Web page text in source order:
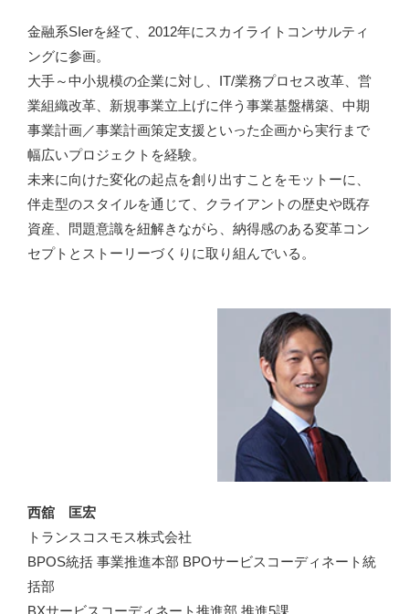
金融系SIerを経て、2012年にスカイライトコンサルティ
ングに参画。
大手～中小規模の企業に対し、IT/業務プロセス改革、営
業組織改革、新規事業立上げに伴う事業基盤構築、中期
事業計画／事業計画策定支援といった企画から実行まで
幅広いプロジェクトを経験。
未来に向けた変化の起点を創り出すことをモットーに、
伴走型のスタイルを通じて、クライアントの歴史や既存
資産、問題意識を紐解きながら、納得感のある変革コン
セプトとストーリーづくりに取り組んでいる。
西舘 匡宏
トランスコスモス株式会社
BPOS統括 事業推進本部 BPOサービスコーディネート統
括部